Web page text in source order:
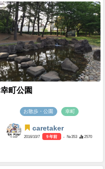
幸町公園
お散歩・公園 幸町
caretaker
2016/10/7 9 年前 - №353 2570